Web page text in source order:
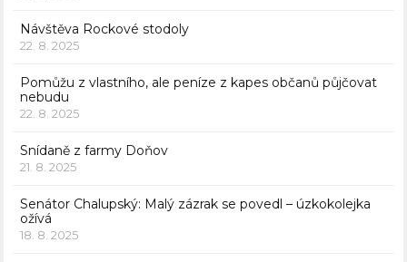
Návštěva Rockové stodoly
22. 8. 2025
Pomůžu z vlastního, ale peníze z kapes občanů půjčovat
nebudu
22. 8. 2025
Snídaně z farmy Doňov
21. 8. 2025
Senátor Chalupský: Malý zázrak se povedl – úzkokolejka
ožívá
18. 8. 2025